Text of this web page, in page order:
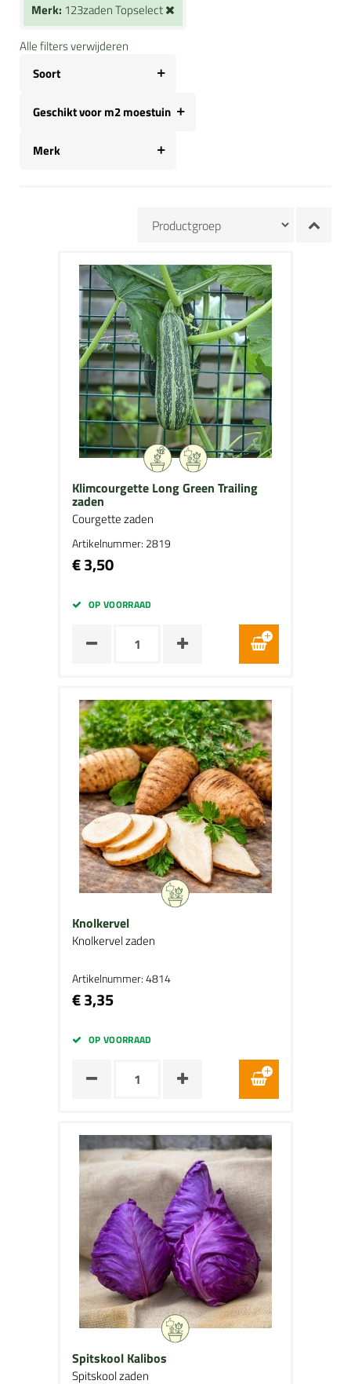
Merk: 123zaden Topselect
Alle filters verwijderen
Soort
Geschikt voor m2 moestuin
Merk
Klimcourgette Long Green Trailing
zaden
Courgette zaden
Artikelnummer: 2819
€ 3,50
OP VOORRAAD
Knolkervel
Knolkervel zaden
Artikelnummer: 4814
€ 3,35
OP VOORRAAD
Spitskool Kalibos
Spitskool zaden